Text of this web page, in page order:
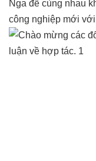
Nga để cùng nhau
công nghiệp mới